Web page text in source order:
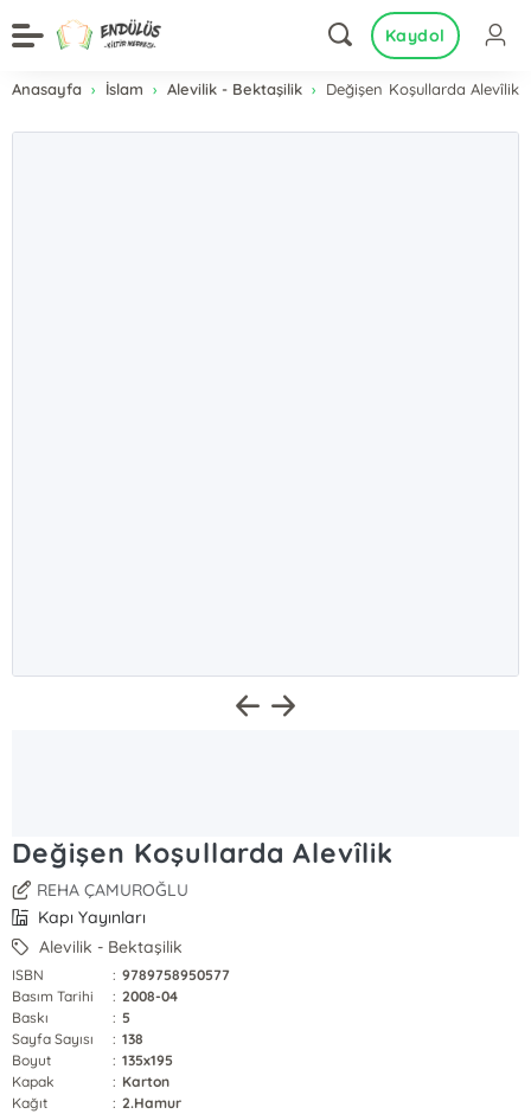
Kaydol
Anasayfa İslam Alevilik - Bektaşilik Değişen Koşullarda Alevîlik
Değişen Koşullarda Alevîlik
REHA ÇAMUROĞLU
Kapı Yayınları
Alevilik - Bektaşilik
ISBN : 9789758950577
Basım Tarihi
: 2008-04
Baskı
: 5
Sayfa Sayısı
: 138
Boyut
: 135x195
Kapak
: Karton
Kağıt
: 2.Hamur